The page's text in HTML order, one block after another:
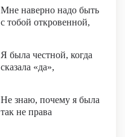
Мне наверно надо быть
с тобой откровенной,
Я была честной, когда
сказала «да»,
Не знаю, почему я была
так не права